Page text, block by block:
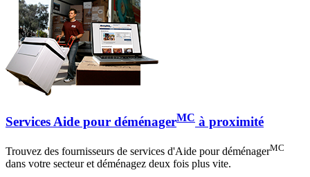
Services Aide pour déménagerMC à proximité
Trouvez des fournisseurs de services d'Aide pour déménagerMC
dans votre secteur et déménagez deux fois plus vite.